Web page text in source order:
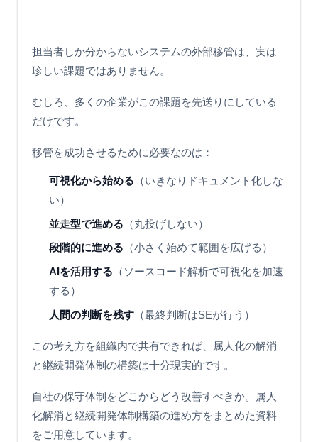
担当者しか分からないシステムの外部移管は、実は
珍しい課題ではありません。
むしろ、多くの企業がこの課題を先送りにしている
だけです。
移管を成功させるために必要なのは：
可視化から始める （いきなりドキュメント化しな
い）
並走型で進める （丸投げしない）
段階的に進める （小さく始めて範囲を広げる）
AIを活用する （ソースコード解析で可視化を加速
する）
人間の判断を残す （最終判断はSEが行う）
この考え方を組織内で共有できれば、属人化の解消
と継続開発体制の構築は十分現実的です。
自社の保守体制をどこからどう改善すべきか。属人
化解消と継続開発体制構築の進め方をまとめた資料
をご用意しています。